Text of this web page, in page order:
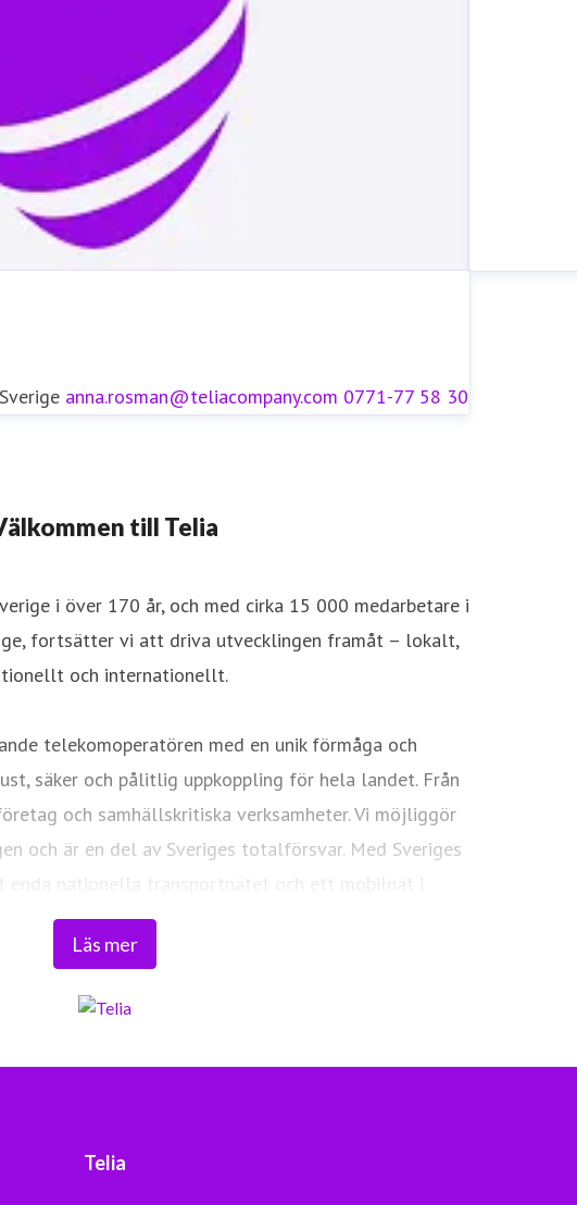
anna.rosman@teliacompany.com 0771-77 58 30
till Telia
Läs mer
i över 170 år, och med cirka 15 000 medarbetare i
fortsätter vi att driva utvecklingen framåt – lokalt,
och internationellt.
telekomoperatören med en unik förmåga och
säker och pålitlig uppkoppling för hela landet. Från
och samhällskritiska verksamheter. Vi möjliggör
och är en del av Sveriges totalförsvar. Med Sveriges
enda nationella transportnätet och ett mobilnät i
smartare och mer meningsfull vardag och framtid.
Telia